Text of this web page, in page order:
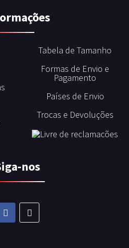
Tabela de Tamanho
Formas de Envio e
Pagamento
Países de Envio
Trocas e Devoluções
nos